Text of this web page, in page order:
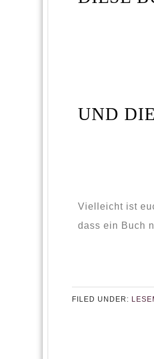
UND
Vielleicht ist
dass ein Buch
FILED UNDER: